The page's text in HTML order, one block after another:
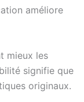
améliore
mieux les
signifie que
originaux.